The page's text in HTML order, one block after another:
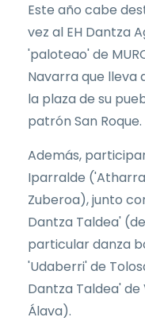
Este año cabe
vez al EH Dantza
'paloteao' de
Navarra que lleva
la plaza de su
patrón San Roque.
Además,
Iparralde
Zuberoa), junto
Dantza Taldea'
particular danza
'Udaberri' de
Dantza Taldea'
Álava).